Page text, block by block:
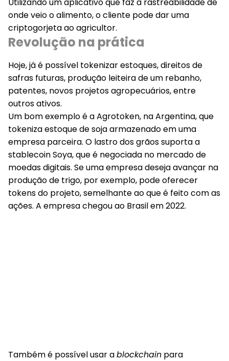
onde veio o alimento, o cliente pode dar uma
criptogorjeta ao agricultor.
Revolução na prática
Hoje, já é possível tokenizar estoques, direitos de
safras futuras, produção leiteira de um rebanho,
patentes, novos projetos agropecuários, entre
outros ativos.
Um bom exemplo é a Agrotoken, na Argentina, que
tokeniza estoque de soja armazenado em uma
empresa parceira. O lastro dos grãos suporta a
stablecoin Soya, que é negociada no mercado de
moedas digitais. Se uma empresa deseja avançar na
produção de trigo, por exemplo, pode oferecer
tokens do projeto, semelhante ao que é feito com as
ações. A empresa chegou ao Brasil em 2022.
Também é possível usar ablockchain para